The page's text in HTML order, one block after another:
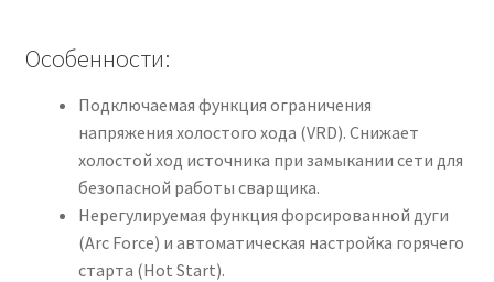
Особенности:
Подключаемая функция ограничения
напряжения холостого хода (VRD). Снижает
холостой ход источника при замыкании сети для
безопасной работы сварщика.
Нерегулируемая функция форсированной дуги
(Arc Force) и автоматическая настройка горячего
старта (Hot Start).